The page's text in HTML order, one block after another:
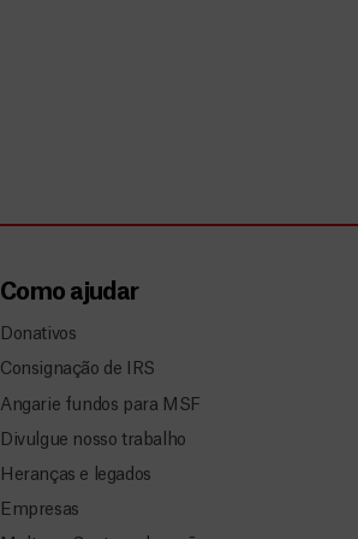
Como ajudar
Donativos
Consignação de IRS
Angarie fundos para MSF
Divulgue nosso trabalho
Heranças e legados
Empresas